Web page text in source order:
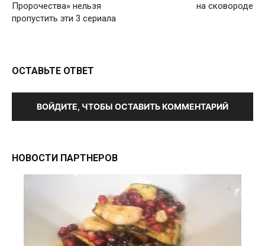
Пророчества» нельзя
пропустить эти 3 сериала
на сковороде
ОСТАВЬТЕ ОТВЕТ
ВОЙДИТЕ, ЧТОБЫ ОСТАВИТЬ КОММЕНТАРИЙ
НОВОСТИ ПАРТНЕРОВ